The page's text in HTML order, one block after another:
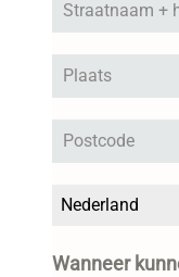
Nederland
Wanneer